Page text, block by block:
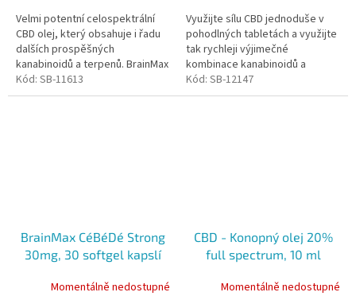
Velmi potentní celospektrální
CBD olej, který obsahuje i řadu
dalších prospěšných
kanabinoidů a terpenů. BrainMax
CBD Ultra je čistě přírodním
produktem, u kterého bylo při...
Kód: SB-11613
Využijte sílu CBD jednoduše v
pohodlných tabletách a využijte
tak rychleji výjimečné
kombinace kanabinoidů a
terpenů pro zesílení pozitivních
přínosů na lidský organismus.
Kód: SB-12147
BrainMax CéBéDé Strong
30mg, 30 softgel kapslí
Momentálně nedostupné
CBD - Konopný olej 20%
full spectrum, 10 ml
Momentálně nedostupné